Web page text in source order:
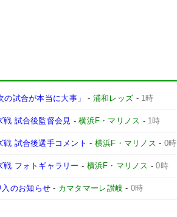
試合が本当に大事」 - 浦和レッズ - 1時
戦 試合後監督会見 -横浜F・マリノス - 1時
試合後選手コメント - 横浜F・マリノス - 0時
フォトギャラリー - 横浜F・マリノス -0時
入のお知らせ - カマタマーレ讃岐 - 0時